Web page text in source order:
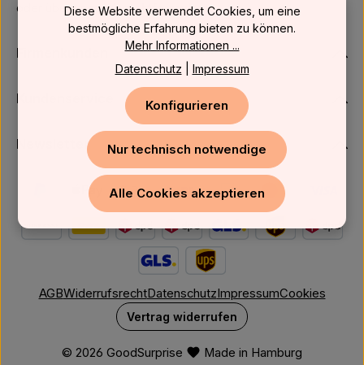
oder über unserKontaktformular.
Firmenkunden
Kundenservice
Newsletter
© 2026 GoodSurprise Made in Hamburg
AGBWiderrufsrechtDatenschutzImpressumCookies
Vertrag widerrufen
Diese Website verwendet Cookies, um eine
bestmögliche Erfahrung bieten zu können.
Mehr Informationen ...
Datenschutz
Impressum
Nur technisch notwendige
Konfigurieren
Alle Cookies akzeptieren